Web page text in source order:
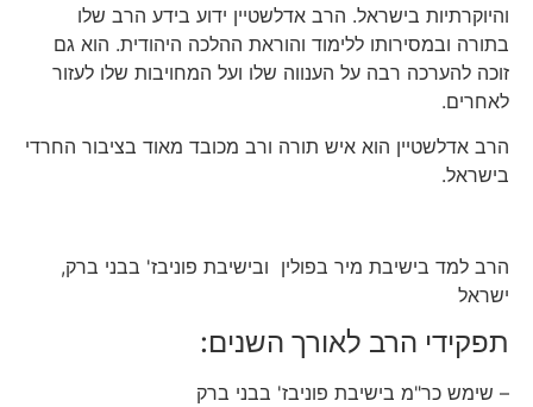
והיוקרתיות בישראל. הרב אדלשטיין ידוע בידע הרב שלו
בתורה ובמסירותו ללימוד והוראת ההלכה היהודית. הוא גם
זוכה להערכה רבה על הענווה שלו ועל המחויבות שלו לעזור
לאחרים.
הרב אדלשטיין הוא איש תורה ורב מכובד מאוד בציבור החרדי
בישראל.
הרב למד בישיבת מיר בפולין ובישיבת פוניבז' בבני ברק,
ישראל
תפקידי הרב לאורך השנים:
– שימש כר"מ בישיבת פוניבז' בבני ברק